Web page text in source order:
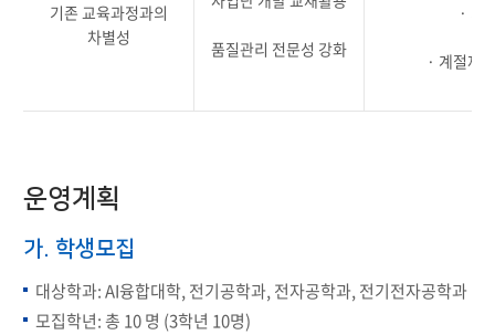
기존 교육과정과의
차별성
품질관리 전문성 강화
· 기
· 계절제
운영계획
가. 학생모집
대상학과: AI융합대학, 전기공학과, 전자공학과, 전기전자공학과
모집학년: 총 10 명 (3학년 10명)